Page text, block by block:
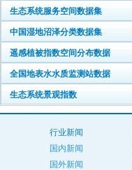
生态系统服务空间数据集
中国湿地沼泽分类数据集
遥感植被指数空间分布数据
全国地表水水质监测站数据
生态系统景观指数
行业新闻
国内新闻
国外新闻